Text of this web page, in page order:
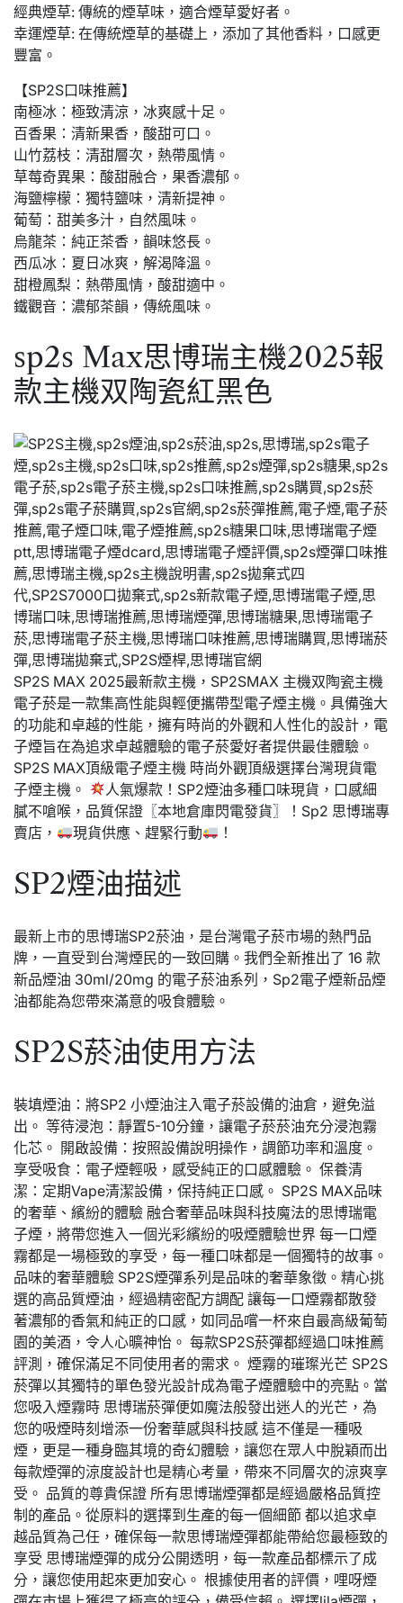
經典煙草: 傳統的煙草味，適合煙草愛好者。
幸運煙草: 在傳統煙草的基礎上，添加了其他香料，口感更
豐富。
【SP2S口味推薦】
南極冰：極致清涼，冰爽感十足。
百香果：清新果香，酸甜可口。
山竹荔枝：清甜層次，熱帶風情。
草莓奇異果：酸甜融合，果香濃郁。
海鹽檸檬：獨特鹽味，清新提神。
葡萄：甜美多汁，自然風味。
烏龍茶：純正茶香，韻味悠長。
西瓜冰：夏日冰爽，解渴降溫。
甜橙鳳梨：熱帶風情，酸甜適中。
鐵觀音：濃郁茶韻，傳統風味。
sp2s Max思博瑞主機2025報
款主機双陶瓷紅黑色
SP2S MAX 2025最新款主機，SP2SMAX 主機双陶瓷主機
電子菸是一款集高性能與輕便攜帶型電子煙主機。具備強大
的功能和卓越的性能，擁有時尚的外觀和人性化的設計，電
子煙旨在為追求卓越體驗的電子菸愛好者提供最佳體驗。
SP2S MAX頂級電子煙主機 時尚外觀頂級選擇台灣現貨電
子煙主機。
人氣爆款！SP2煙油多種口味現貨，口感細
膩不嗆喉，品質保證〖本地倉庫閃電發貨〗！Sp2 思博瑞專
賣店，
現貨供應、趕緊行動 ！
SP2煙油描述
最新上市的思博瑞SP2菸油，是台灣電子菸市場的熱門品
牌，一直受到台灣煙民的一致回購。我們全新推出了 16 款
新品煙油 30ml/20mg 的電子菸油系列，Sp2電子煙新品煙
油都能為您帶來滿意的吸食體驗。
SP2S菸油使用方法
裝填煙油：將SP2 小煙油注入電子菸設備的油倉，避免溢
出。 等待浸泡：靜置5-10分鐘，讓電子菸菸油充分浸泡霧
化芯。 開啟設備：按照設備說明操作，調節功率和溫度。
享受吸食：電子煙輕吸，感受純正的口感體驗。 保養清
潔：定期Vape清潔設備，保持純正口感。 SP2S MAX品味
的奢華、繽紛的體驗 融合奢華品味與科技魔法的思博瑞電
子煙，將帶您進入一個光彩繽紛的吸煙體驗世界 每一口煙
霧都是一場極致的享受，每一種口味都是一個獨特的故事。
品味的奢華體驗 SP2S煙彈系列是品味的奢華象徵。精心挑
選的高品質煙油，經過精密配方調配 讓每一口煙霧都散發
著濃郁的香氣和純正的口感，如同品嚐一杯來自最高級葡萄
園的美酒，令人心曠神怡。 每款SP2S菸彈都經過口味推薦
評測，確保滿足不同使用者的需求。 煙霧的璀璨光芒 SP2S
菸彈以其獨特的單色發光設計成為電子煙體驗中的亮點。當
您吸入煙霧時 思博瑞菸彈便如魔法般發出迷人的光芒，為
您的吸煙時刻增添一份奢華感與科技感 這不僅是一種吸
煙，更是一種身臨其境的奇幻體驗，讓您在眾人中脫穎而出
每款煙彈的涼度設計也是精心考量，帶來不同層次的涼爽享
受。 品質的尊貴保證 所有思博瑞煙彈都是經過嚴格品質控
制的產品。從原料的選擇到生產的每一個細節 都以追求卓
越品質為己任，確保每一款思博瑞煙彈都能帶給您最極致的
享受 思博瑞煙彈的成分公開透明，每一款產品都標示了成
分，讓您使用起來更加安心。 根據使用者的評價，哩呀煙